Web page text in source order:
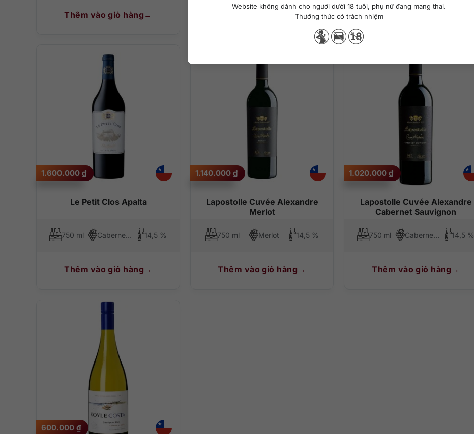
Website không dành cho người dưới 18 tuổi, phụ nữ đang mang thai.
Thưởng thức có trách nhiệm
Thêm vào giỏ hàng Thêm vào giỏ hàng Thêm vào giỏ hàng
Le Petit Clos Apalta
1.600.000 ₫
750 ml Cabernet Sauvignon, Carmenere, Merlot, Cabernet Franc, Petit Verdot 14,5 %
Thêm vào giỏ hàng
Lapostolle Cuvée Alexandre
Merlot
1.140.000 ₫
750 ml Merlot 14,5 %
Thêm vào giỏ hàng
Lapostolle Cuvée Alexandre
Cabernet Sauvignon
1.020.000 ₫
750 ml Cabernet Sauvignon 14,5 %
Thêm vào giỏ hàng
600.000 ₫